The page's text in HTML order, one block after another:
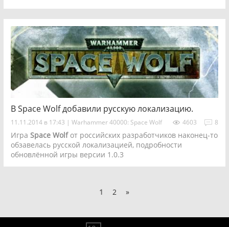
В Space Wolf добавили русскую локализацию.
11.11.2014 в 17:43 | Warhammer 40000: Space Wolf 8
4603
Игра Space Wolfот российских разработчиков наконец-то
обзавелась русской локализацией, подробности
обновлённой игры версии 1.0.3
1 2 »